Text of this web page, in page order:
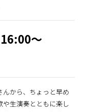
16:00～
から、ちょっと早め
生演奏とともに楽し